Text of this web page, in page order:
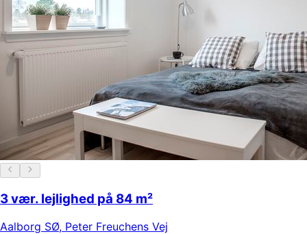
3 vær. lejlighed på 84 m²
Aalborg SØ, Peter Freuchens Vej